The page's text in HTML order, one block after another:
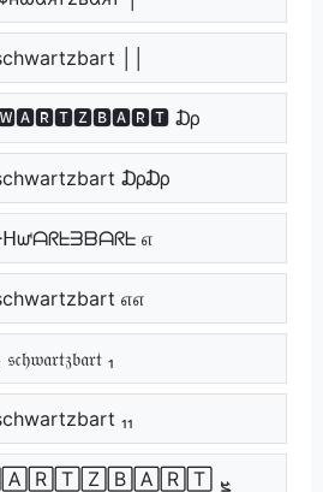
││
₯
₯₯
எ
எஎ
𝔰𝔠𝔥𝔴𝔞𝔯𝔱𝔷𝔟𝔞𝔯𝔱 ₁
₁₁
ܨ 🅂🄲🄷🅆🄰🅁🅃🅉🄱🄰🅁🅃 ܨ